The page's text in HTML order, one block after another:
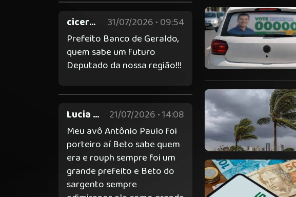
cicero Nascimento
31/07/2026 • 09:54
Prefeito Banco de Geraldo,
quem sabe um futuro
Deputado da nossa região!!!
Lucia de josemir
21/07/2026 • 14:08
Meu avô Antônio Paulo foi
porteiro aí Beto sabe quem
era e rouph sempre foi um
grande prefeito e Beto do
sargento sempre